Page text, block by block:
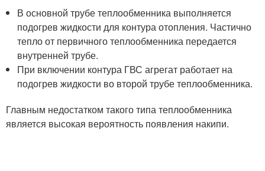
В основной трубе теплообменника выполняется
подогрев жидкости для контура отопления. Частично
тепло от первичного теплообменника передается
внутренней трубе.
При включении контура ГВС агрегат работает на
подогрев жидкости во второй трубе теплообменника.
Главным недостатком такого типа теплообменника
является высокая вероятность появления накипи.